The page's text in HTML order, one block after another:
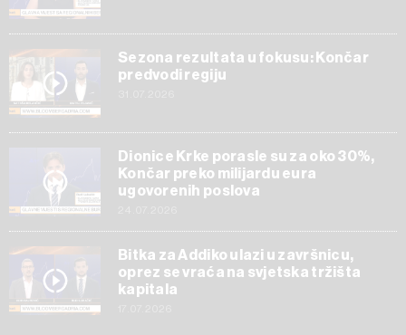
Sezona rezultata u fokusu: Končar
predvodi regiju
Dionice Krke porasle su za oko 30%,
Končar preko milijardu eura
ugovorenih poslova
Bitka za Addiko ulazi u završnicu,
oprez se vraća na svjetska tržišta
kapitala